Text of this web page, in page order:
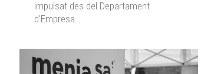
impulsat des del Departament
d’Empresa…